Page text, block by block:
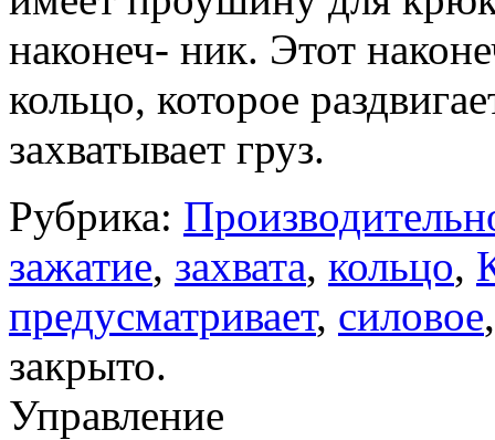
наконеч- ник. Этот
кольцо, которое
захватывает груз.
Рубрика:
зажатие, захвата, кольцо,
предусматривает, силовое
закрыто.
Управление